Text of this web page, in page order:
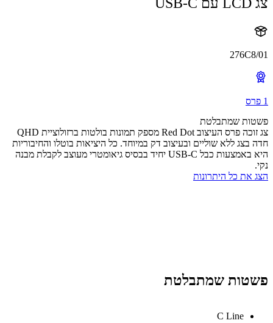
שמתבלטת
צג זוכה פרס העיצוב Red Dot מספק תמונות בולטות ברזולוציית QHD
ללא שוליים ובעיצוב דק במיוחד. כל היציאות בוטלו והחיבוריות
היא באמצעות כבל USB-C יחיד בבסיס גיאומטרי מעוצב לקבלת מבנה
כל היתרונות
שמתבלטת
C Line